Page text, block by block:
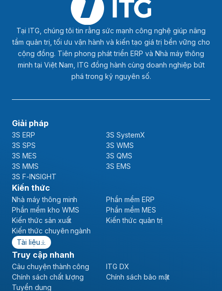
Tại ITG, chúng tôi tin rằng sức mạnh công nghệ giúp nâng
tầm quản trị, tối ưu vận hành và kiến tạo giá trị bền vững cho
cộng đồng. Tiên phong phát triển ERP và Nhà máy thông
minh tại Việt Nam, ITG đồng hành cùng doanh nghiệp bứt
phá trong kỷ nguyên số.
Giải pháp
3S ERP
3S SystemX
3S SPS
3S WMS
3S MES
3S QMS
3S MMS
3S EMS
3S F-INSIGHT
Kiến thức
Nhà máy thông minh
Phần mềm ERP
Phần mềm kho WMS
Phần mềm MES
Kiến thức sản xuất
Kiến thức quản trị
Kiến thức chuyên ngành
Tài liệu
Truy cập nhanh
Câu chuyện thành công
ITG DX
Chính sách chất lượng
Chính sách bảo mật
Tuyển dụng